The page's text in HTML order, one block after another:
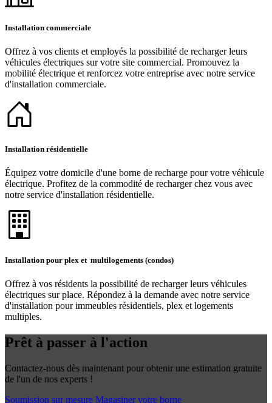
Installation commerciale
Offrez à vos clients et employés la possibilité de recharger leurs
véhicules électriques sur votre site commercial. Promouvez la
mobilité électrique et renforcez votre entreprise avec notre service
d'installation commerciale.
Installation résidentielle
Équipez votre domicile d'une borne de recharge pour votre véhicule
électrique. Profitez de la commodité de recharger chez vous avec
notre service d'installation résidentielle.
Installation pour plex et multilogements (condos)
Offrez à vos résidents la possibilité de recharger leurs véhicules
électriques sur place. Répondez à la demande avec notre service
d'installation pour immeubles résidentiels, plex et logements
multiples.
Prêt à passer à l'action
Contactez-nous dès maintenant pour obtenir une estimation gratuite
de l'un de nos experts !
Soumission sur mesure Magasiner votre borne